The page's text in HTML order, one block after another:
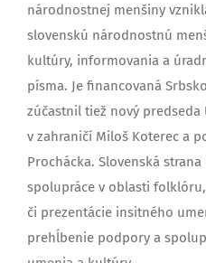
národnostnej menšiny
slovenskú národnostnú
kultúry, informovania a
písma. Je financovaná
zúčastnil tiež nový predseda
v zahraničí Miloš Koterec a
Prochácka. Slovenská
spolupráce v oblasti
či prezentácie insitného
prehĺbenie podpory a